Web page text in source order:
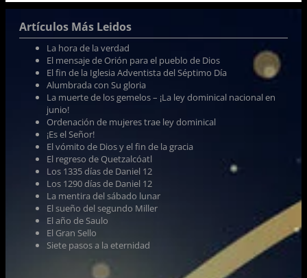
Artículos Más Leidos
La hora de la verdad
El mensaje de Orión para el pueblo de Dios
El fin de la Iglesia Adventista del Séptimo Día
Alumbrada con Su gloria
La muerte de los gemelos – ¡La ley dominical nacional en
junio!
Ordenación de mujeres trae ley dominical
¡Es el Señor!
El vómito de Dios y el fin de la gracia
El regreso de Quetzalcóatl
Los 1335 días de Daniel 12
Los 1290 días de Daniel 12
La mentira del sábado lunar
El sueño del segundo Miller
El año de Saulo
El Gran Sello
Siete pasos a la eternidad